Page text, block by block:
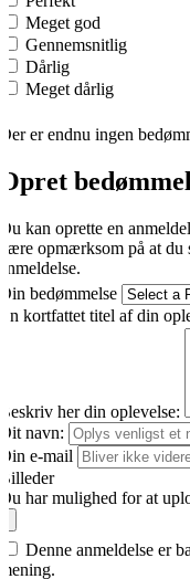
Meget god
Gennemsnitlig
Dårlig
Meget dårlig
er endnu ingen
kan oprette en
opmærksom på at du
bedømmelse
kortfattet titel af din
her din oplevelse:
navn:
e-mail
har mulighed for at
Denne anmeldelse er